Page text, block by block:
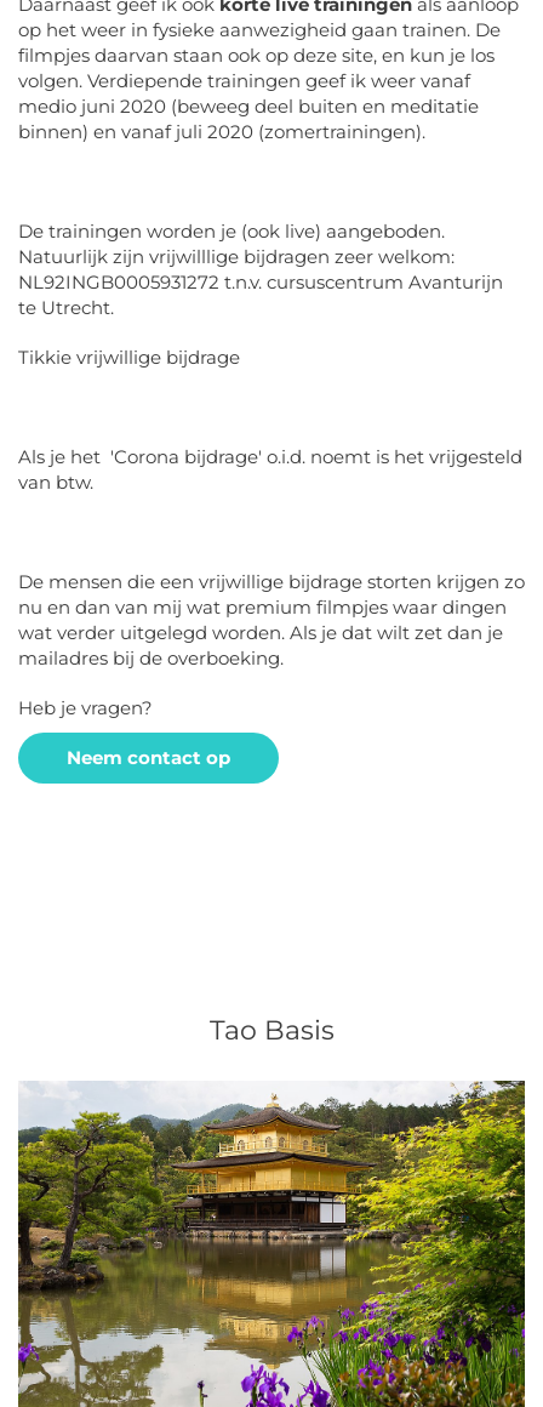
op het weer in fysieke aanwezigheid gaan trainen. De
filmpjes daarvan staan ook op deze site, en kun je los
volgen. Verdiepende trainingen geef ik weer vanaf
medio juni 2020 (beweeg deel buiten en meditatie
binnen) en vanaf juli 2020 (zomertrainingen).
De trainingen worden je (ook live) aangeboden.
Natuurlijk zijn vrijwilllige bijdragen zeer welkom:
NL92INGB0005931272 t.n.v. cursuscentrum Avanturijn
te Utrecht.
Tikkie vrijwillige bijdrage
Als je het 'Corona bijdrage' o.i.d. noemt is het vrijgesteld
van btw.
De mensen die een vrijwillige bijdrage storten krijgen zo
nu en dan van mij wat premium filmpjes waar dingen
wat verder uitgelegd worden. Als je dat wilt zet dan je
mailadres bij de overboeking.
Heb je vragen?
Neem contact op
Tao Basis